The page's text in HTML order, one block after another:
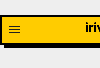
content